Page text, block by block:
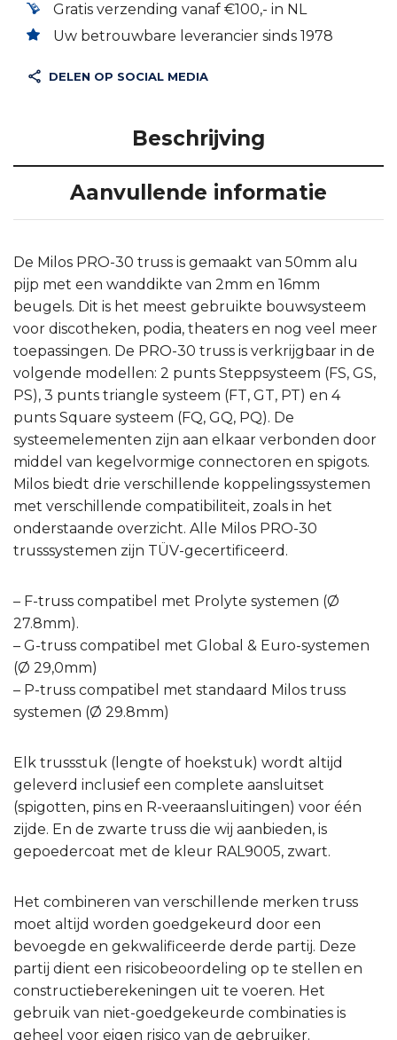
Gratis verzending vanaf €100,- in NL
Uw betrouwbare leverancier sinds 1978
DELEN OP SOCIAL MEDIA
Beschrijving
Aanvullende informatie
De Milos PRO-30 truss is gemaakt van 50mm alu
pijp met een wanddikte van 2mm en 16mm
beugels. Dit is het meest gebruikte bouwsysteem
voor discotheken, podia, theaters en nog veel meer
toepassingen. De PRO-30 truss is verkrijgbaar in de
volgende modellen: 2 punts Steppsysteem (FS, GS,
PS), 3 punts triangle systeem (FT, GT, PT) en 4
punts Square systeem (FQ, GQ, PQ). De
systeemelementen zijn aan elkaar verbonden door
middel van kegelvormige connectoren en spigots.
Milos biedt drie verschillende koppelingssystemen
met verschillende compatibiliteit, zoals in het
onderstaande overzicht. Alle Milos PRO-30
trusssystemen zijn TÜV-gecertificeerd.
– F-truss compatibel met Prolyte systemen (Ø
27.8mm).
– G-truss compatibel met Global & Euro-systemen
(Ø 29,0mm)
– P-truss compatibel met standaard Milos truss
systemen (Ø 29.8mm)
Elk trussstuk (lengte of hoekstuk) wordt altijd
geleverd inclusief een complete aansluitset
(spigotten, pins en R-veeraansluitingen) voor één
zijde. En de zwarte truss die wij aanbieden, is
gepoedercoat met de kleur RAL9005, zwart.
Het combineren van verschillende merken truss
moet altijd worden goedgekeurd door een
bevoegde en gekwalificeerde derde partij. Deze
partij dient een risicobeoordeling op te stellen en
constructieberekeningen uit te voeren. Het
gebruik van niet-goedgekeurde combinaties is
geheel voor eigen risico van de gebruiker.